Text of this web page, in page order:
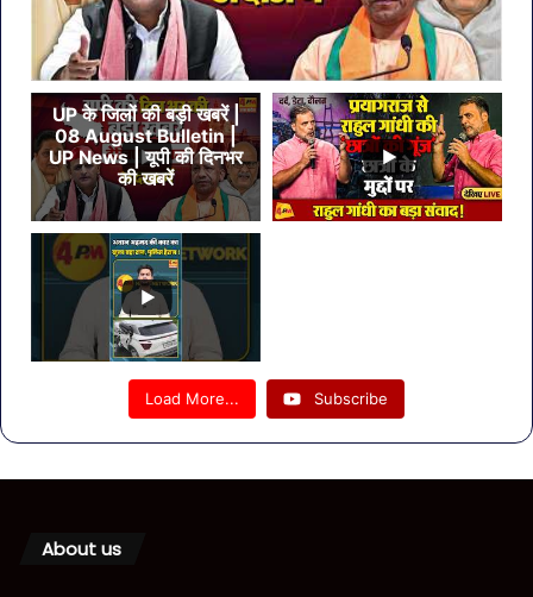
UP के जिलों की बड़ी खबरें |
08 August Bulletin |
UP News | यूपी की दिनभर
की खबरें
Load More... Subscribe
About us